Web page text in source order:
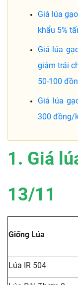
Giá lúa
khẩu 5%
Giá lúa
giảm trái
50-100
Giá lúa
300 đồng/
1. Giá
13/11
Giống Lúa
Lúa IR 504